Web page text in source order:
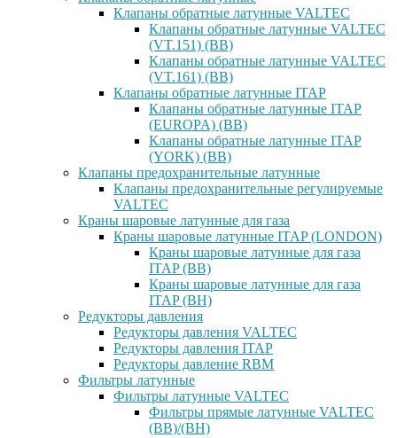
Клапаны обратные латунные VALTEC
Клапаны обратные латунные VALTEC
(VT.151) (ВВ)
Клапаны обратные латунные VALTEC
(VT.161) (ВВ)
Клапаны обратные латунные ITAP
Клапаны обратные латунные ITAP
(EUROPA) (ВВ)
Клапаны обратные латунные ITAP
(YORK) (ВВ)
Клапаны предохранительные латунные
Клапаны предохранительные регулируемые
VALTEC
Краны шаровые латунные для газа
Краны шаровые латунные ITAP (LONDON)
Краны шаровые латунные для газа
ITAP (ВВ)
Краны шаровые латунные для газа
ITAP (ВН)
Редукторы давления
Редукторы давления VALTEC
Редукторы давления ITAP
Редукторы давление RBM
Фильтры латунные
Фильтры латунные VALTEC
Фильтры прямые латунные VALTEC
(ВВ)/(ВН)